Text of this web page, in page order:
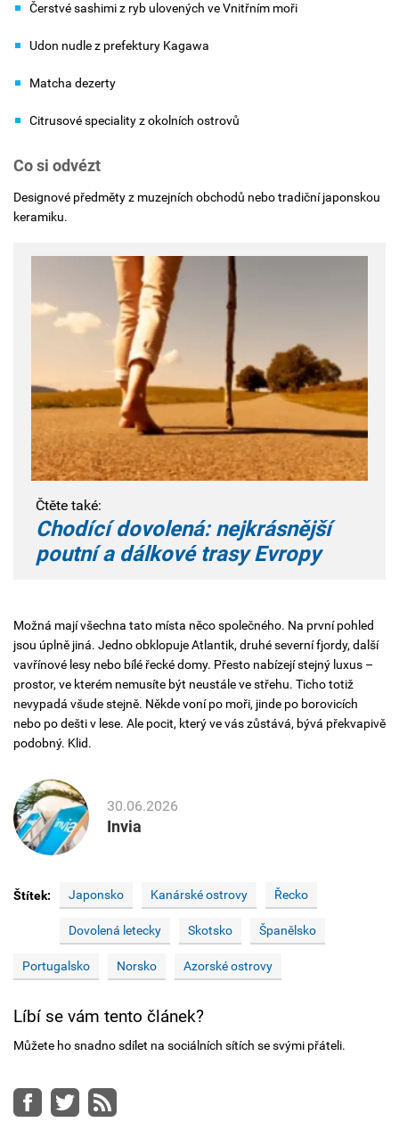
Čerstvé sashimi z ryb ulovených ve Vnitřním moři
Udon nudle z prefektury Kagawa
Matcha dezerty
Citrusové speciality z okolních ostrovů
Co si odvézt
Designové předměty z muzejních obchodů nebo tradiční japonskou
keramiku.
Čtěte také:
Chodící dovolená: nejkrásnější
poutní a dálkové trasy Evropy
Možná mají všechna tato místa něco společného. Na první pohled
jsou úplně jiná. Jedno obklopuje Atlantik, druhé severní fjordy, další
vavřínové lesy nebo bílé řecké domy. Přesto nabízejí stejný luxus –
prostor, ve kterém nemusíte být neustále ve střehu. Ticho totiž
nevypadá všude stejně. Někde voní po moři, jinde po borovicích
nebo po dešti v lese. Ale pocit, který ve vás zůstává, bývá překvapivě
podobný. Klid.
30.06.2026
Invia
Štítek: Japonsko Kanárské ostrovy Řecko
Dovolená letecky Skotsko Španělsko
Portugalsko Norsko Azorské ostrovy
Líbí se vám tento článek?
Můžete ho snadno sdílet na sociálních sítích se svými přáteli.
Facebook
Twitter
RSS